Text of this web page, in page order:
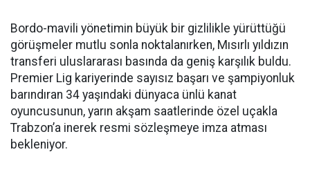
Bordo-mavili yönetimin büyük bir gizlilikle yürüttüğü
görüşmeler mutlu sonla noktalanırken, Mısırlı yıldızın
transferi uluslararası basında da geniş karşılık buldu.
Premier Lig kariyerinde sayısız başarı ve şampiyonluk
barındıran 34 yaşındaki dünyaca ünlü kanat
oyuncusunun, yarın akşam saatlerinde özel uçakla
Trabzon’a inerek resmi sözleşmeye imza atması
bekleniyor.